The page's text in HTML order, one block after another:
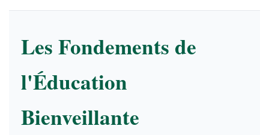
Les Fondements de
l'Éducation
Bienveillante